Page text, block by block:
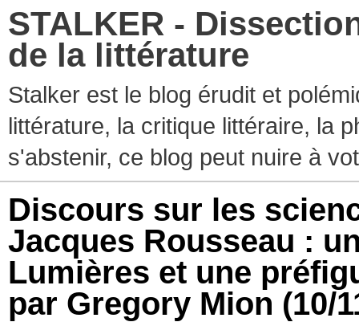
STALKER -
de la littérature
Stalker est le blog érudit et
littérature, la critique littéraire, la
s'abstenir, ce blog peut nuire à
Discours sur les
Jacques Rousseau :
Lumières et une
par Gregory Mion (10/